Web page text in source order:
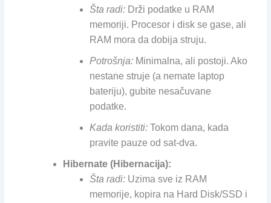
Šta radi:Drži podatke u RAM
memoriji. Procesor i disk se gase, ali
RAM mora da dobija struju.
Potrošnja:Minimalna, ali postoji. Ako
nestane struje (a nemate laptop
bateriju), gubite nesačuvane
podatke.
Kada koristiti:Tokom dana, kada
pravite pauze od sat-dva.
Hibernate (Hibernacija):
Šta radi:Uzima sve iz RAM
memorije, kopira na Hard Disk/SSD i